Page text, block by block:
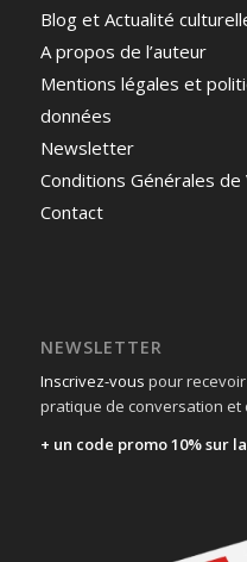
Blog et Actualité
A propos de l’auteur
Mentions légales et
données
Newsletter
Conditions Générales de
Contact
NEWSLETTER
Inscrivez-vous pour recevoir
pratique de conversation et
+ un code promo 10% sur